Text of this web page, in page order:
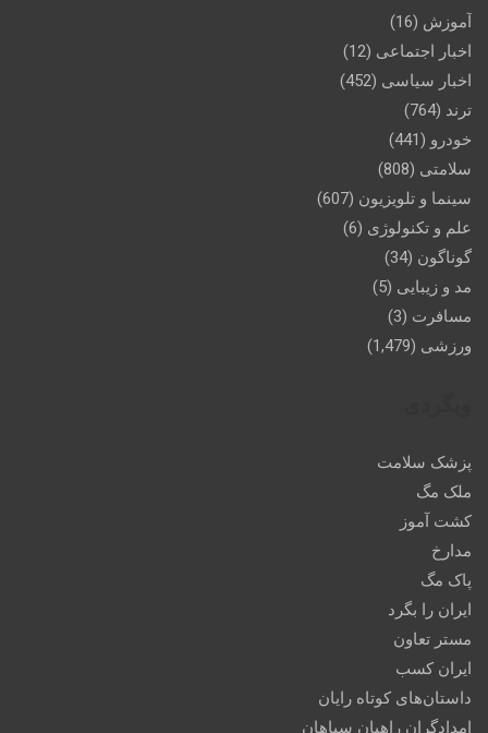
آموزش (16)
اخبار اجتماعی (12)
اخبار سیاسی (452)
ترند (764)
خودرو (441)
سلامتی (808)
سینما و تلویزیون (607)
علم و تکنولوژی (6)
گوناگون (34)
مد و زیبایی (5)
مسافرت (3)
ورزشی (1,479)
پزشک سلامت
ملک مگ
کشت آموز
مدارخ
پاک مگ
ایران را بگرد
مستر تعاون
ایران کسب
داستان‌های کوتاه رایان
امدادگران راهیان سپاهان